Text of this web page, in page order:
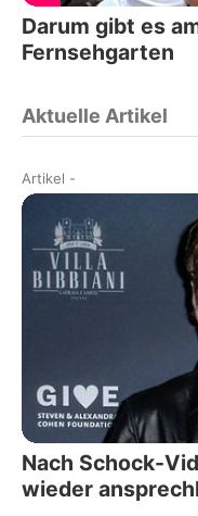
Darum gibt es
Fernsehgarten
Aktuelle Artikel
Artikel -
Nach Schock-
wieder